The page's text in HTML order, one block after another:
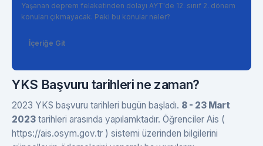
Yaşanan deprem felaketinden dolayı AYT'de 12. sınıf 2. dönem
konuları çıkmayacak. Peki bu konular neler?
İçeriğe Git
YKS Başvuru tarihleri ne zaman?
2023 YKS başvuru tarihleri bugün başladı. 8 - 23 Mart
2023 tarihleri arasında yapılamktadır. Öğrenciler Ais (
https://ais.osym.gov.tr ) sistemi üzerinden bilgilerini